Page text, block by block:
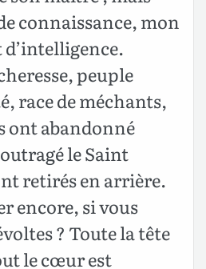
connaissance, mon
d’intelligence.
peuple
race de méchants,
ont abandonné
le Saint
retirés en arrière.
encore, si vous
? Toute la tête
le cœur est